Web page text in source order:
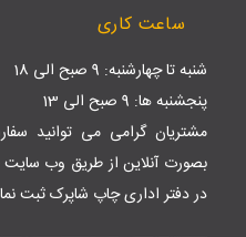
ساعت کاری
شنبه تا چهارشنبه: 9 صبح الی 18
پنجشنبه ها: 9 صبح الی 13
مشتریان گرامی می توانید
بصورت آنلاین از طریق وب سایت
در دفتر اداری چاپ شاپرک ثبت